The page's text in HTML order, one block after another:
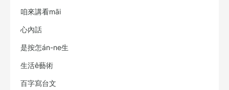
咱來講看māi
心內話
是按怎án-ne生
生活ê藝術
百字寫台文